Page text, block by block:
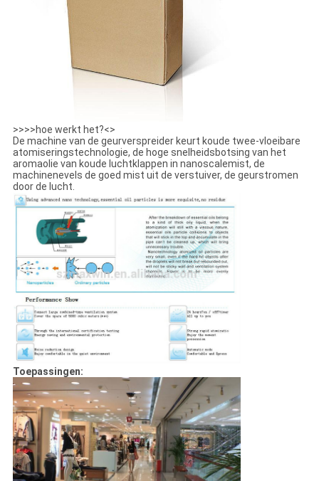
>>>>hoe werkt het?<>
De machine van de geurverspreider keurt koude twee-vloeibare
atomiseringstechnologie, de hoge snelheidsbotsing van het
aromaolie van koude luchtklappen in nanoscalemist, de
machinenevels de goed mist uit de verstuiver, de geurstromen
door de lucht.
Toepassingen: